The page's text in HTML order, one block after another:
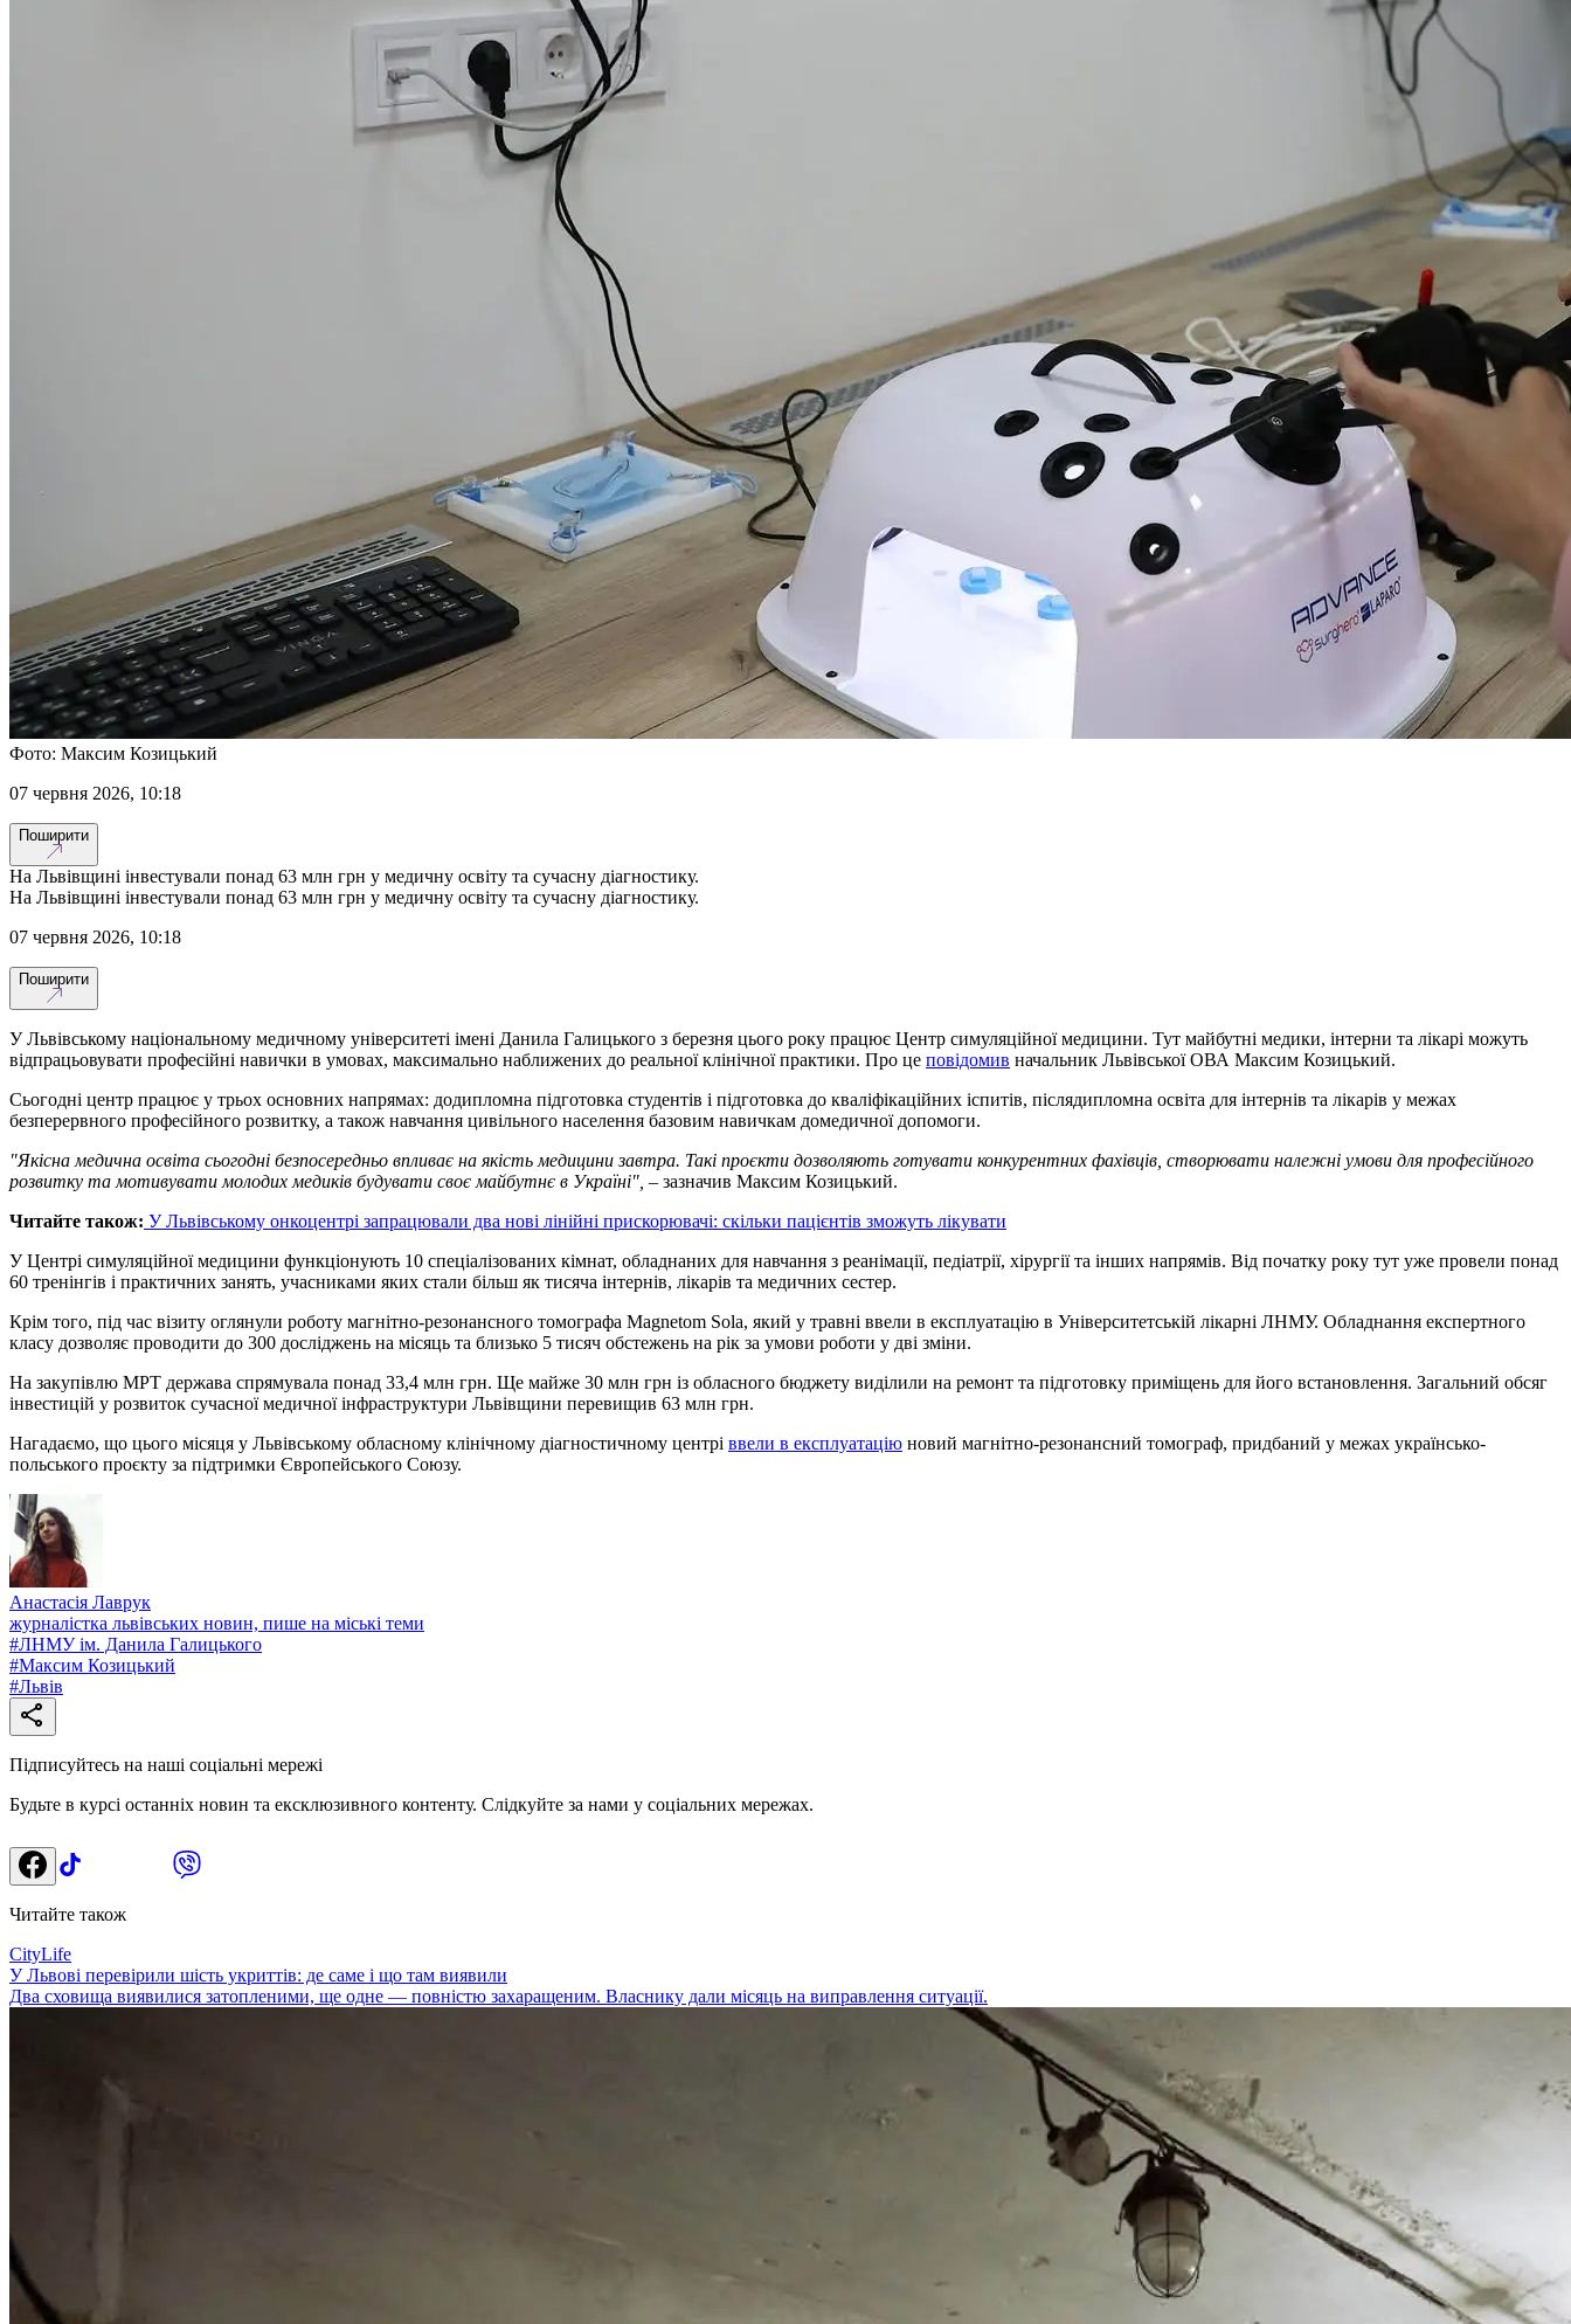
Фото: Максим Козицький
07 червня 2026, 10:18
Поширити
На Львівщині інвестували понад 63 млн грн у медичну освіту та сучасну діагностику.
На Львівщині інвестували понад 63 млн грн у медичну освіту та сучасну діагностику.
07 червня 2026, 10:18
Поширити
У Львівському національному медичному університеті імені Данила Галицького з березня цього року працює Центр симуляційної медицини. Тут майбутні медики, інтерни та лікарі можуть
відпрацьовувати професійні навички в умовах, максимально наближених до реальної клінічної практики. Про це повідомив начальник Львівської ОВА Максим Козицький.
Сьогодні центр працює у трьох основних напрямах: додипломна підготовка студентів і підготовка до кваліфікаційних іспитів, післядипломна освіта для інтернів та лікарів у межах
безперервного професійного розвитку, а також навчання цивільного населення базовим навичкам домедичної допомоги.
"Якісна медична освіта сьогодні безпосередньо впливає на якість медицини завтра. Такі проєкти дозволяють готувати конкурентних фахівців, створювати належні умови для професійного
розвитку та мотивувати молодих медиків будувати своє майбутнє в Україні", – зазначив Максим Козицький.
Читайте також: У Львівському онкоцентрі запрацювали два нові лінійні прискорювачі: скільки пацієнтів зможуть лікувати
У Центрі симуляційної медицини функціонують 10 спеціалізованих кімнат, обладнаних для навчання з реанімації, педіатрії, хірургії та інших напрямів. Від початку року тут уже провели понад
60 тренінгів і практичних занять, учасниками яких стали більш як тисяча інтернів, лікарів та медичних сестер.
Крім того, під час візиту оглянули роботу магнітно-резонансного томографа Magnetom Sola, який у травні ввели в експлуатацію в Університетській лікарні ЛНМУ. Обладнання експертного
класу дозволяє проводити до 300 досліджень на місяць та близько 5 тисяч обстежень на рік за умови роботи у дві зміни.
На закупівлю МРТ держава спрямувала понад 33,4 млн грн. Ще майже 30 млн грн із обласного бюджету виділили на ремонт та підготовку приміщень для його встановлення. Загальний обсяг
інвестицій у розвиток сучасної медичної інфраструктури Львівщини перевищив 63 млн грн.
Нагадаємо, що цього місяця у Львівському обласному клінічному діагностичному центрі ввели в експлуатацію новий магнітно-резонансний томограф, придбаний у межах українсько-
польського проєкту за підтримки Європейського Союзу.
Анастасія Лаврук
журналістка львівських новин, пише на міські теми
#ЛНМУ ім. Данила Галицького
#Максим Козицький
#Львів
Підписуйтесь на наші соціальні мережі
Будьте в курсі останніх новин та ексклюзивного контенту. Слідкуйте за нами у соціальних мережах.
Читайте також
CityLife
У Львові перевірили шість укриттів: де саме і що там виявили
Два сховища виявилися затопленими, ще одне — повністю захаращеним. Власнику дали місяць на виправлення ситуації.